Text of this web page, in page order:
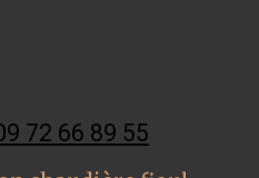
72 66 89 55